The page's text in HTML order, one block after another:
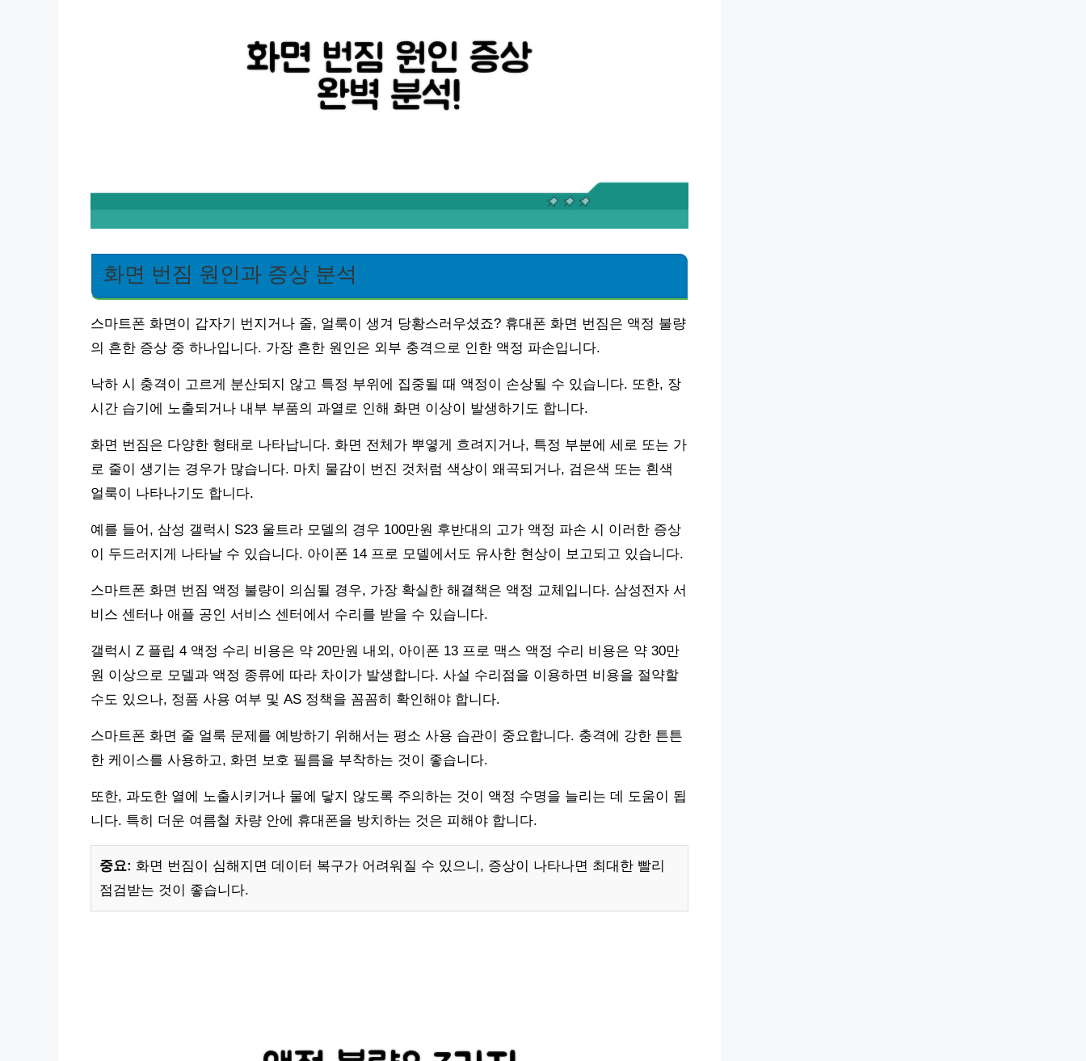
화면 번짐 원인과 증상 분석
스마트폰 화면이 갑자기 번지거나 줄, 얼룩이 생겨 당황스러우셨죠? 휴대폰 화면 번짐은 액정 불량
의 흔한 증상 중 하나입니다. 가장 흔한 원인은 외부 충격으로 인한 액정 파손입니다.
낙하 시 충격이 고르게 분산되지 않고 특정 부위에 집중될 때 액정이 손상될 수 있습니다. 또한, 장
시간 습기에 노출되거나 내부 부품의 과열로 인해 화면 이상이 발생하기도 합니다.
화면 번짐은 다양한 형태로 나타납니다. 화면 전체가 뿌옇게 흐려지거나, 특정 부분에 세로 또는 가
로 줄이 생기는 경우가 많습니다. 마치 물감이 번진 것처럼 색상이 왜곡되거나, 검은색 또는 흰색
얼룩이 나타나기도 합니다.
예를 들어, 삼성 갤럭시 S23 울트라 모델의 경우 100만원 후반대의 고가 액정 파손 시 이러한 증상
이 두드러지게 나타날 수 있습니다. 아이폰 14 프로 모델에서도 유사한 현상이 보고되고 있습니다.
스마트폰 화면 번짐 액정 불량이 의심될 경우, 가장 확실한 해결책은 액정 교체입니다. 삼성전자 서
비스 센터나 애플 공인 서비스 센터에서 수리를 받을 수 있습니다.
갤럭시 Z 플립 4 액정 수리 비용은 약 20만원 내외, 아이폰 13 프로 맥스 액정 수리 비용은 약 30만
원 이상으로 모델과 액정 종류에 따라 차이가 발생합니다. 사설 수리점을 이용하면 비용을 절약할
수도 있으나, 정품 사용 여부 및 AS 정책을 꼼꼼히 확인해야 합니다.
스마트폰 화면 줄 얼룩 문제를 예방하기 위해서는 평소 사용 습관이 중요합니다. 충격에 강한 튼튼
한 케이스를 사용하고, 화면 보호 필름을 부착하는 것이 좋습니다.
또한, 과도한 열에 노출시키거나 물에 닿지 않도록 주의하는 것이 액정 수명을 늘리는 데 도움이 됩
니다. 특히 더운 여름철 차량 안에 휴대폰을 방치하는 것은 피해야 합니다.
중요: 화면 번짐이 심해지면 데이터 복구가 어려워질 수 있으니, 증상이 나타나면 최대한 빨리
점검받는 것이 좋습니다.